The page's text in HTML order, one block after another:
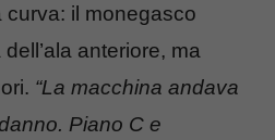
curva: il monegasco
anteriore, ma
“La macchina andava
Piano C e